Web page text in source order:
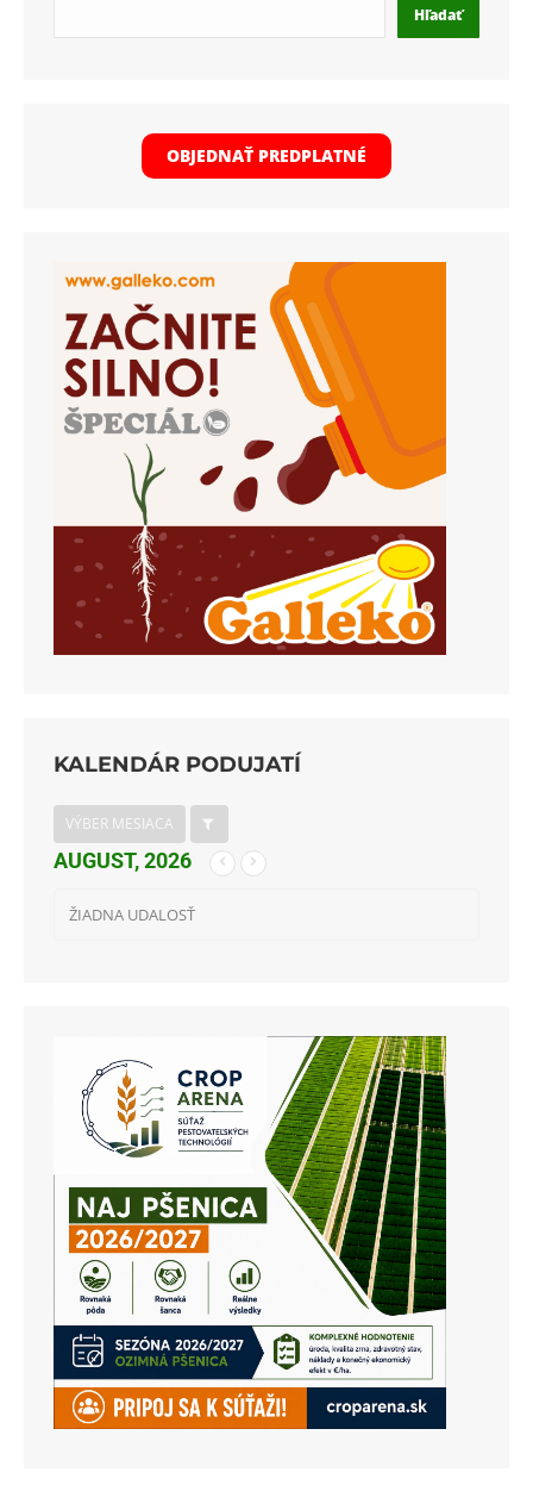
Hľadať
OBJEDNAŤ PREDPLATNÉ
KALENDÁR PODUJATÍ
VÝBER MESIACA
AUGUST, 2026
ŽIADNA UDALOSŤ